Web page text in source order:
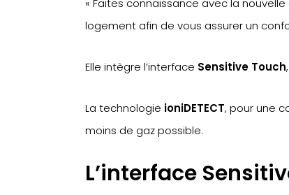
« Faites connaissance avec la
logement afin de vous assurer un
Elle intègre l’interface Sensitive Touch
La technologie ioniDETECT, pour une
moins de gaz possible.
L’interface